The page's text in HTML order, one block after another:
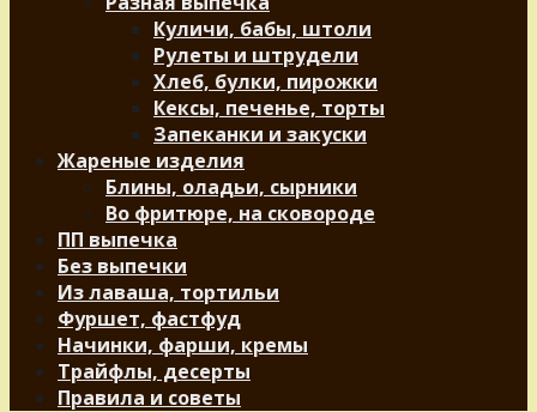
Куличи, бабы, штоли
Рулеты и штрудели
Хлеб, булки, пирожки
Кексы, печенье, торты
Запеканки и закуски
Жареные изделия
Блины, оладьи, сырники
Во фритюре, на сковороде
ПП выпечка
Без выпечки
Из лаваша, тортильи
Фуршет, фастфуд
Начинки, фарши, кремы
Трайфлы, десерты
Правила и советы